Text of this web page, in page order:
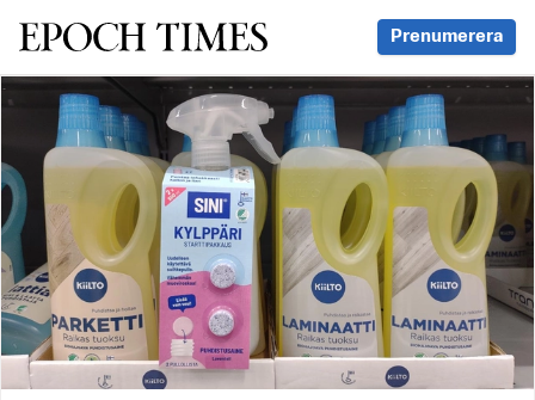
Svenska Epoch Times Prenumerera